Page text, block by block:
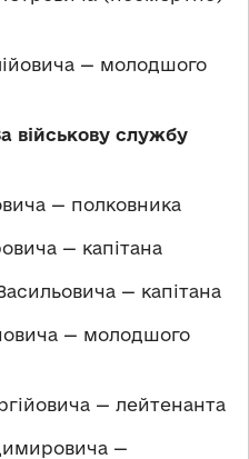
— молодшого
військову службу
— полковника
— капітана
— капітана
— молодшого
— лейтенанта
—